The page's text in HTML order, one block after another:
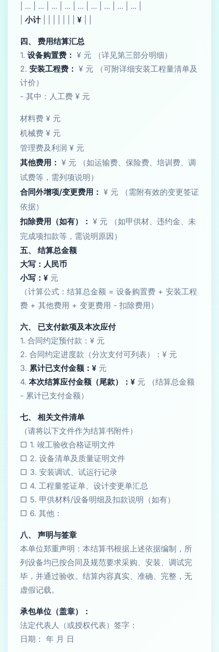
| ... | ... | ... | ... | ... | ... | ... | ... | ... |
小计| | | | | | | ¥
四、 费用结算汇总
1. 设备购置费： ¥ 元 （详见第三部分明细）
2. 安装工程费： ¥ 元 （可附详细安装工程量清单及
计价）
- 其中：人工费 ¥ 元
材料费 ¥ 元
机械费 ¥ 元
管理费及利润 ¥ 元
其他费用： ¥ 元 （如运输费、保险费、培训费、调
试费等，需列项说明）
合同外增项/变更费用： ¥ 元 （需附有效的变更签证
依据）
扣除费用（如有）： ¥ 元 （如甲供材、违约金、未
完成项扣款等，需说明原因）
五、 结算总金额
大写：人民币
小写：¥ 元
（计算公式：结算总金额 = 设备购置费 + 安装工程
费 + 其他费用 + 变更费用 - 扣除费用）
六、 已支付款项及本次应付
1. 合同约定预付款：¥ 元
2. 合同约定进度款（分次支付可列表）：¥ 元
3. 累计已支付金额：¥ 元
4. 本次结算应付金额（尾款）：¥ 元 （结算总金额
- 累计已支付金额）
七、 相关文件清单
（请将以下文件作为结算书附件）
□ 1. 竣工验收合格证明文件
□ 2. 设备清单及质量证明文件
□ 3. 安装调试、试运行记录
□ 4. 工程量签证单、设计变更单汇总
□ 5. 甲供材料/设备明细及扣款说明（如有）
□ 6. 其他：
八、 声明与签章
本单位郑重声明：本结算书根据上述依据编制，所
列设备均已按合同及规范要求采购、安装、调试完
毕，并通过验收。结算内容真实、准确、完整，无
虚假记载。
承包单位（盖章）：
法定代表人（或授权代表）签字：
日期： 年 月 日